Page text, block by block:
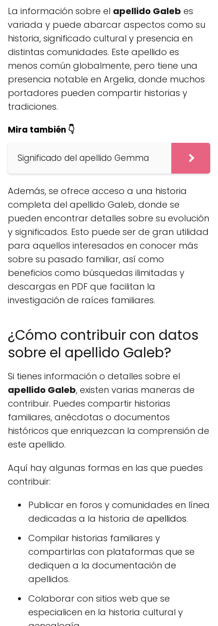
La información sobre el apellido Galeb es
variada y puede abarcar aspectos como su
historia, significado cultural y presencia en
distintas comunidades. Este apellido es
menos común globalmente, pero tiene una
presencia notable en Argelia, donde muchos
portadores pueden compartir historias y
tradiciones.
Mira también 👇
Significado del apellido Gemma
Además, se ofrece acceso a una historia
completa del apellido Galeb, donde se
pueden encontrar detalles sobre su evolución
y significados. Esto puede ser de gran utilidad
para aquellos interesados en conocer más
sobre su pasado familiar, así como
beneficios como búsquedas ilimitadas y
descargas en PDF que facilitan la
investigación de raíces familiares.
¿Cómo contribuir con datos
sobre el apellido Galeb?
Si tienes información o detalles sobre el
apellido Galeb, existen varias maneras de
contribuir. Puedes compartir historias
familiares, anécdotas o documentos
históricos que enriquezcan la comprensión de
este apellido.
Aquí hay algunas formas en las que puedes
contribuir:
Publicar en foros y comunidades en línea
dedicadas a la historia de apellidos.
Compilar historias familiares y
compartirlas con plataformas que se
dediquen a la documentación de
apellidos.
Colaborar con sitios web que se
especialicen en la historia cultural y